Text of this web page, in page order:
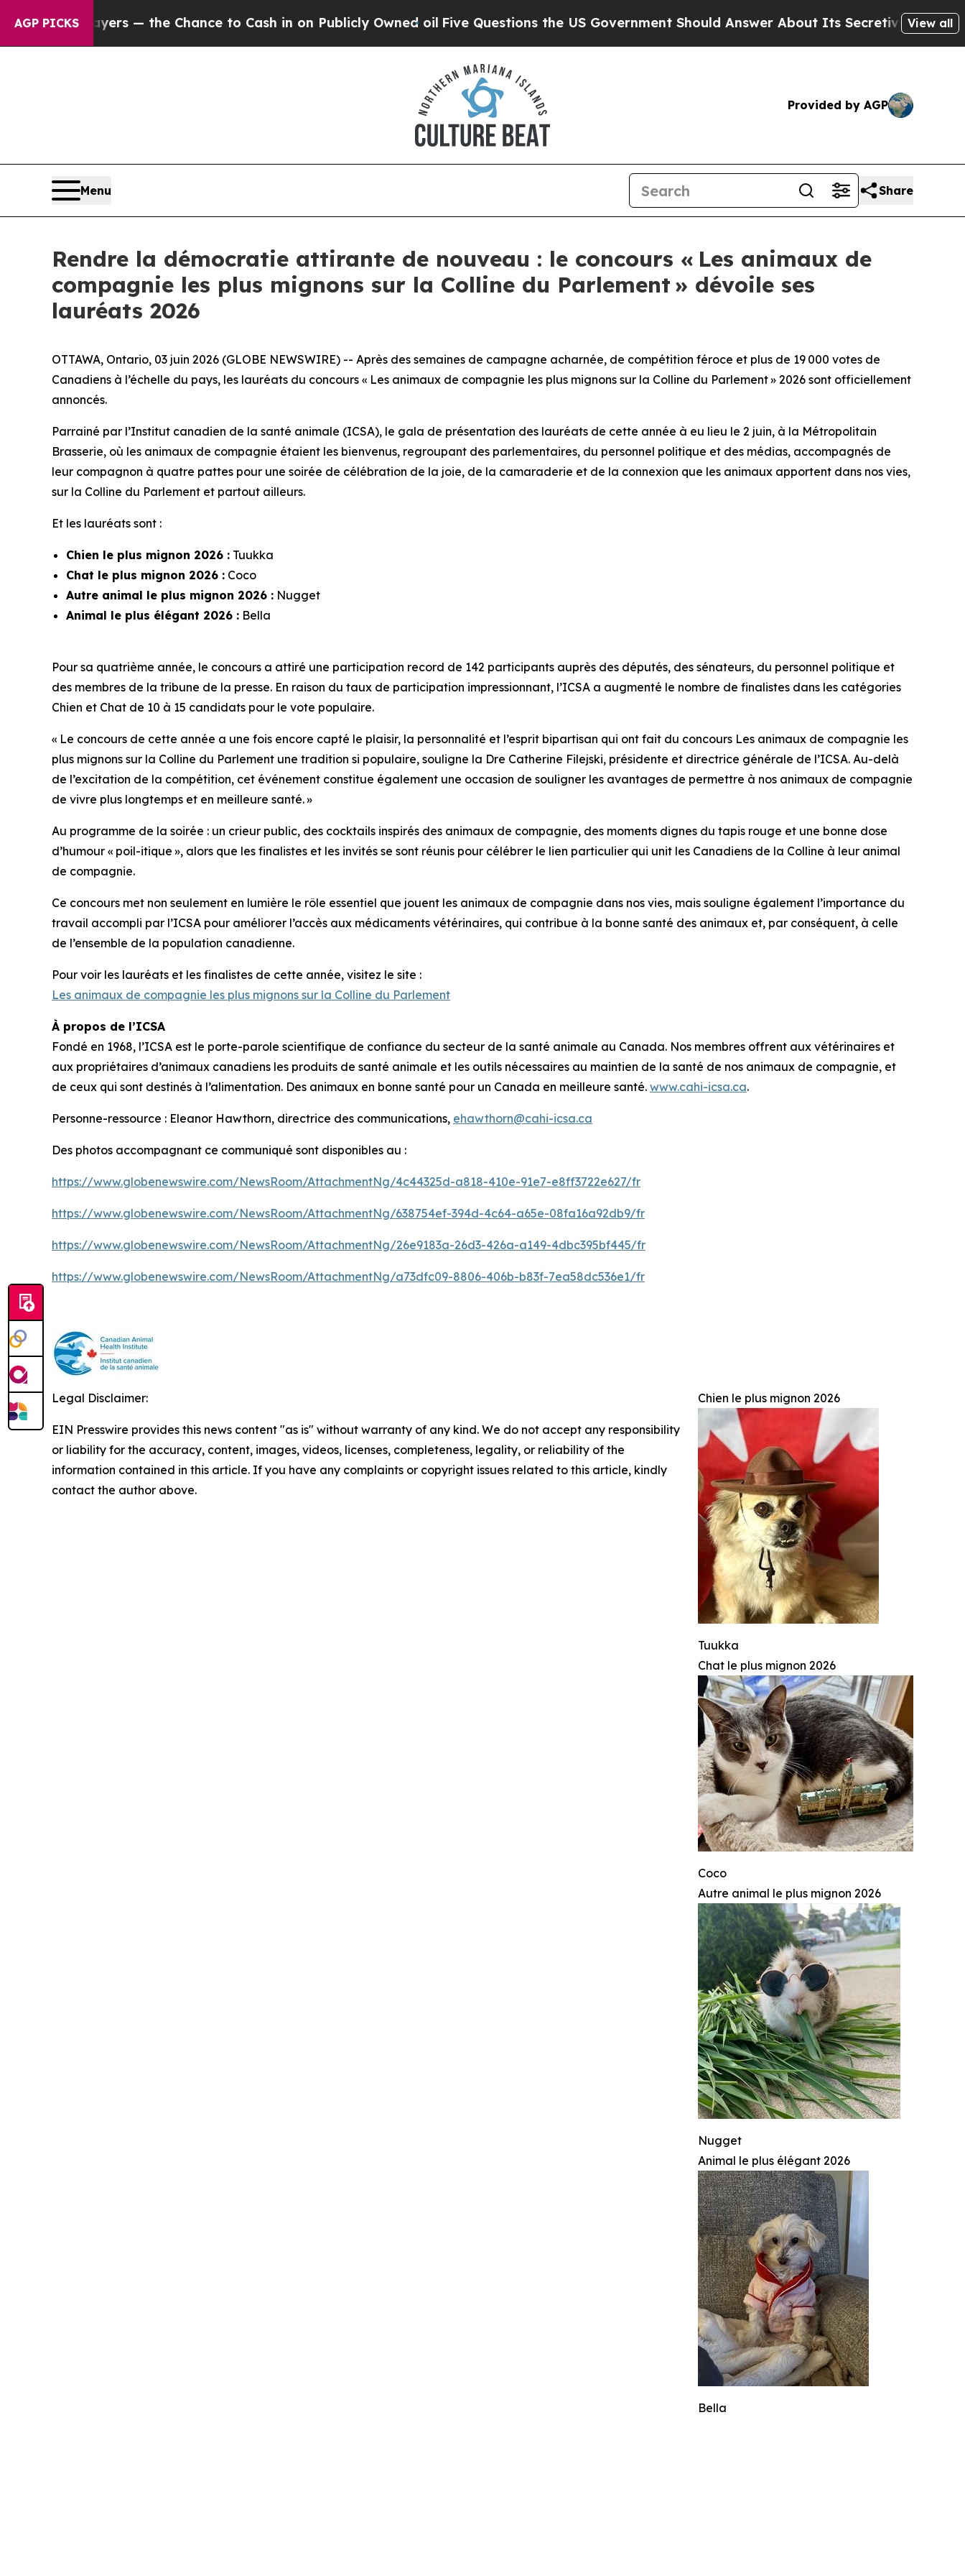
AGP PICKS
— the Chance to Cash in on Publicly Owned oilFive Questions the US Government Should Answer About Its Secretive Frontier AI View all
Provided by AGP
Menu Share
Rendre la démocratie attirante de nouveau : le concours « Les animaux de
compagnie les plus mignons sur la Colline du Parlement » dévoile ses
lauréats 2026
OTTAWA, Ontario, 03 juin 2026 (GLOBE NEWSWIRE) -- Après des semaines de campagne acharnée, de compétition féroce et plus de 19 000 votes de
Canadiens à l’échelle du pays, les lauréats du concours « Les animaux de compagnie les plus mignons sur la Colline du Parlement » 2026 sont officiellement
annoncés.
Parrainé par l’Institut canadien de la santé animale (ICSA), le gala de présentation des lauréats de cette année à eu lieu le 2 juin, à la Métropolitain
Brasserie, où les animaux de compagnie étaient les bienvenus, regroupant des parlementaires, du personnel politique et des médias, accompagnés de
leur compagnon à quatre pattes pour une soirée de célébration de la joie, de la camaraderie et de la connexion que les animaux apportent dans nos vies,
sur la Colline du Parlement et partout ailleurs.
Et les lauréats sont :
Chien le plus mignon 2026 : Tuukka
Chat le plus mignon 2026 : Coco
Autre animal le plus mignon 2026 : Nugget
Animal le plus élégant 2026 : Bella
Pour sa quatrième année, le concours a attiré une participation record de 142 participants auprès des députés, des sénateurs, du personnel politique et
des membres de la tribune de la presse. En raison du taux de participation impressionnant, l’ICSA a augmenté le nombre de finalistes dans les catégories
Chien et Chat de 10 à 15 candidats pour le vote populaire.
« Le concours de cette année a une fois encore capté le plaisir, la personnalité et l’esprit bipartisan qui ont fait du concours Les animaux de compagnie les
plus mignons sur la Colline du Parlement une tradition si populaire, souligne la Dre Catherine Filejski, présidente et directrice générale de l’ICSA. Au-delà
de l’excitation de la compétition, cet événement constitue également une occasion de souligner les avantages de permettre à nos animaux de compagnie
de vivre plus longtemps et en meilleure santé. »
Au programme de la soirée : un crieur public, des cocktails inspirés des animaux de compagnie, des moments dignes du tapis rouge et une bonne dose
d’humour « poil-itique », alors que les finalistes et les invités se sont réunis pour célébrer le lien particulier qui unit les Canadiens de la Colline à leur animal
de compagnie.
Ce concours met non seulement en lumière le rôle essentiel que jouent les animaux de compagnie dans nos vies, mais souligne également l’importance du
travail accompli par l’ICSA pour améliorer l’accès aux médicaments vétérinaires, qui contribue à la bonne santé des animaux et, par conséquent, à celle
de l’ensemble de la population canadienne.
Pour voir les lauréats et les finalistes de cette année, visitez le site :
Les animaux de compagnie les plus mignons sur la Colline du Parlement
À propos de l’ICSA
Fondé en 1968, l’ICSA est le porte-parole scientifique de confiance du secteur de la santé animale au Canada. Nos membres offrent aux vétérinaires et
aux propriétaires d’animaux canadiens les produits de santé animale et les outils nécessaires au maintien de la santé de nos animaux de compagnie, et
de ceux qui sont destinés à l’alimentation. Des animaux en bonne santé pour un Canada en meilleure santé. www.cahi-icsa.ca.
Personne-ressource : Eleanor Hawthorn, directrice des communications, ehawthorn@cahi-icsa.ca
Des photos accompagnant ce communiqué sont disponibles au :
https://www.globenewswire.com/NewsRoom/AttachmentNg/4c44325d-a818-410e-91e7-e8ff3722e627/fr
https://www.globenewswire.com/NewsRoom/AttachmentNg/638754ef-394d-4c64-a65e-08fa16a92db9/fr
https://www.globenewswire.com/NewsRoom/AttachmentNg/26e9183a-26d3-426a-a149-4dbc395bf445/fr
https://www.globenewswire.com/NewsRoom/AttachmentNg/a73dfc09-8806-406b-b83f-7ea58dc536e1/fr
Chien le plus mignon 2026
Tuukka
Chat le plus mignon 2026
Coco
Autre animal le plus mignon 2026
Nugget
Animal le plus élégant 2026
Bella
Legal Disclaimer:
EIN Presswire provides this news content "as is" without warranty of any kind. We do not accept any responsibility
or liability for the accuracy, content, images, videos, licenses, completeness, legality, or reliability of the
information contained in this article. If you have any complaints or copyright issues related to this article, kindly
contact the author above.